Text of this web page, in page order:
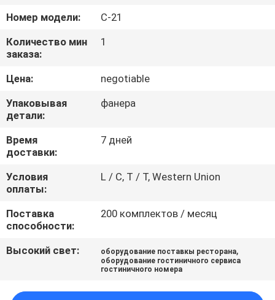
ПУТЕШЕСТВИЕ
ФАБРИКИ
ПРОВЕРКА
КАЧЕСТВА
СВЯЖИТЕСЬ
МЫ
НОВОСТИ
Номер модели:
C-21
Количество мин
заказа:
1
Цена:
negotiable
Упаковывая
детали:
фанера
Время
доставки:
7 дней
Условия
оплаты:
L / C, T / T, Western Union
Поставка
способности:
200 комплектов / месяц
Высокий свет: оборудование поставкы ресторана,
оборудование гостиничного сервиса
гостиничного номера